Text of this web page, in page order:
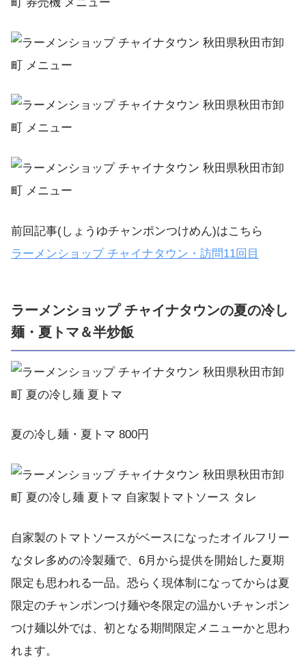
前回記事(しょうゆチャンポンつけめん)はこちら
ラーメンショップ チャイナタウン・訪問11回目
ラーメンショップ チャイナタウンの夏の冷し
麺・夏トマ＆半炒飯
夏の冷し麺・夏トマ 800円
自家製のトマトソースがベースになったオイルフリー
なタレ多めの冷製麺で、6月から提供を開始した夏期
限定も思われる一品。恐らく現体制になってからは夏
限定のチャンポンつけ麺や冬限定の温かいチャンポン
つけ麺以外では、初となる期間限定メニューかと思わ
れます。